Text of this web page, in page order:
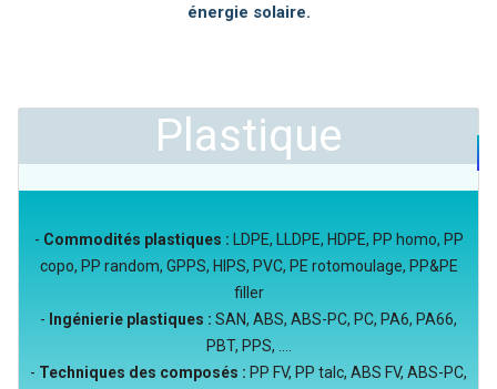
énergie solaire.
Plastique
- Commodités plastiques : LDPE, LLDPE, HDPE, PP homo, PP
copo, PP random, GPPS, HIPS, PVC, PE rotomoulage, PP&PE
filler
- Ingénierie plastiques : SAN, ABS, ABS-PC, PC, PA6, PA66,
PBT, PPS, ....
- Techniques des composés : PP FV, PP talc, ABS FV, ABS-PC,